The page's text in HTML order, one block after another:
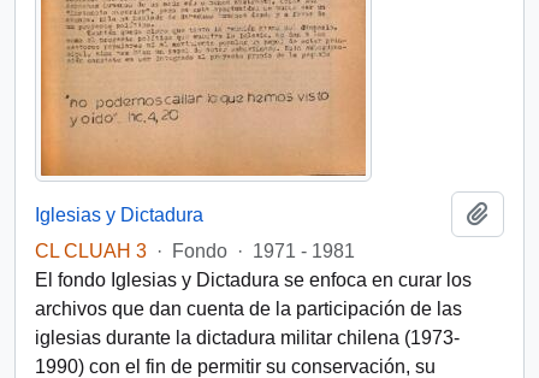
Iglesias y Dictadura
CL CLUAH 3 · Fondo · 1971 - 1981
El fondo Iglesias y Dictadura se enfoca en curar los
archivos que dan cuenta de la participación de las
iglesias durante la dictadura militar chilena (1973-
1990) con el fin de permitir su conservación, su